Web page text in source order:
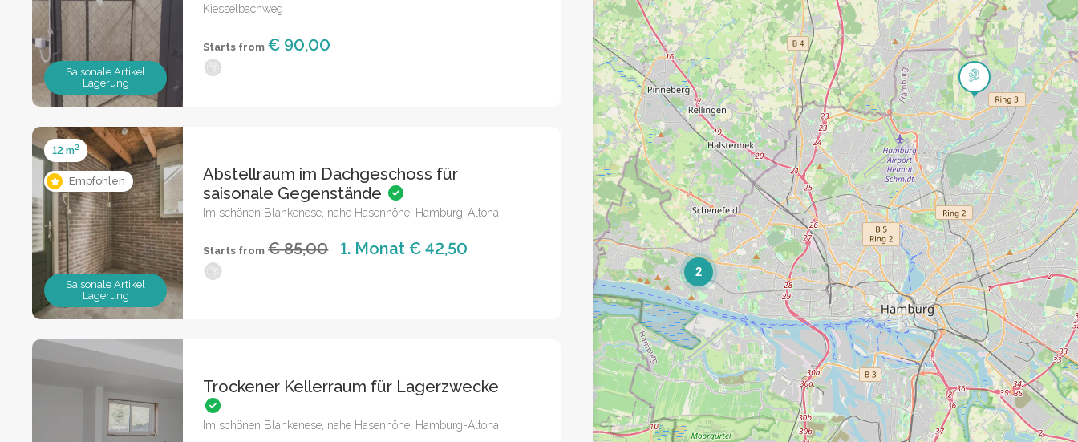
Saisonale Artikel
Lagerung
Kiesselbachweg
Starts from € 90,00
Empfohlen
12 m2
Saisonale Artikel
Lagerung
Abstellraum im Dachgeschoss für
saisonale Gegenstände
Im schönen Blankenese, nahe Hasenhöhe, Hamburg-Altona
Starts from € 85,00 1. Monat € 42,50
Trockener Kellerraum für Lagerzwecke
Im schönen Blankenese, nahe Hasenhöhe, Hamburg-Altona
2